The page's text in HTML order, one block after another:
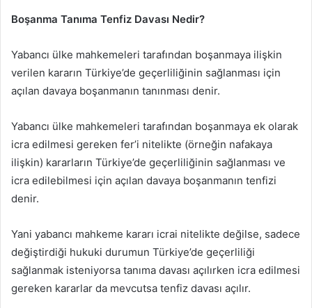
Boşanma Tanıma Tenfiz Davası Nedir?
Yabancı ülke mahkemeleri tarafından boşanmaya ilişkin
verilen kararın Türkiye’de geçerliliğinin sağlanması için
açılan davaya boşanmanın tanınması denir.
Yabancı ülke mahkemeleri tarafından boşanmaya ek olarak
icra edilmesi gereken fer’i nitelikte (örneğin nafakaya
ilişkin) kararların Türkiye’de geçerliliğinin sağlanması ve
icra edilebilmesi için açılan davaya boşanmanın tenfizi
denir.
Yani yabancı mahkeme kararı icrai nitelikte değilse, sadece
değiştirdiği hukuki durumun Türkiye’de geçerliliği
sağlanmak isteniyorsa tanıma davası açılırken icra edilmesi
gereken kararlar da mevcutsa tenfiz davası açılır.